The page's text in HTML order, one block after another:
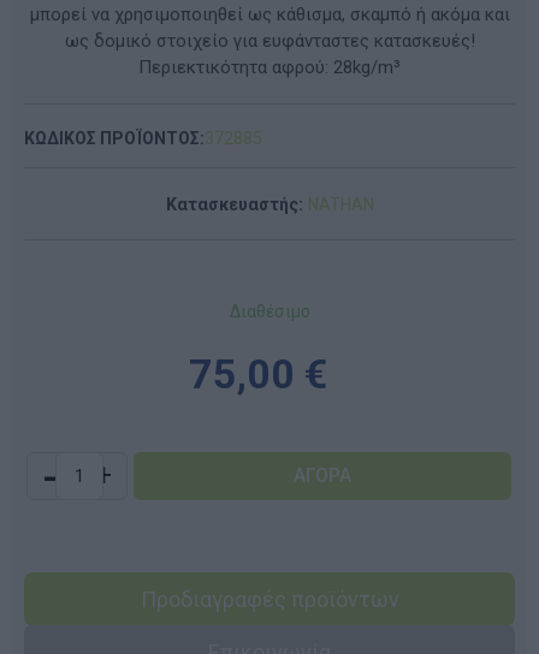
μπορεί να χρησιμοποιηθεί ως κάθισμα, σκαμπό ή ακόμα και
ως δομικό στοιχείο για ευφάνταστες κατασκευές!
Περιεκτικότητα αφρού: 28kg/m³
ΚΩΔΙΚΟΣ ΠΡΟΪΟΝΤΟΣ:372885
Κατασκευαστής: NATHAN
Διαθέσιμο
75,00 €
- +
Προδιαγραφές προϊόντων